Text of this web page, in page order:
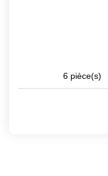
6 pièce(s)